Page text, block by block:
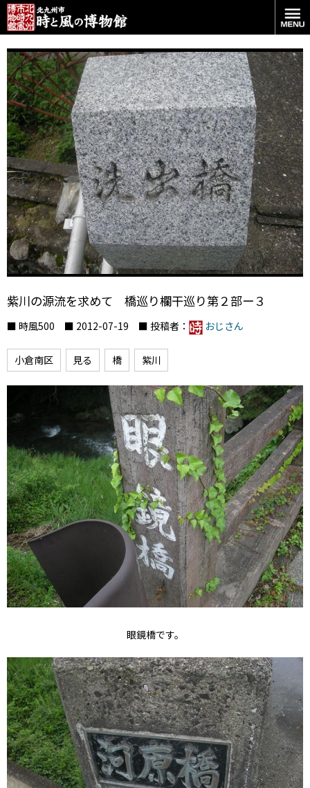
あらいだしばしです。
紫川の源流を求めて 橋巡り欄干巡り第２部ー３
■ 時風500 ■ 2012-07-19 ■ 投稿者： おじさん
小倉南区 見る 橋 紫川
眼鏡橋です。